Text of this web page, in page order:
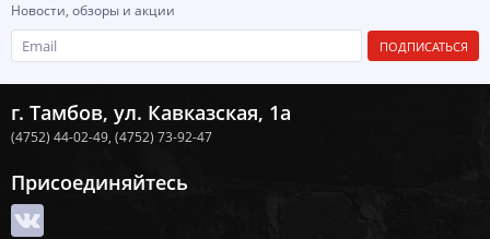
Новости, обзоры и акции
ПОДПИСАТЬСЯ
г. Тамбов, ул. Кавказская, 1а
(4752) 44-02-49, (4752) 73-92-47
Присоединяйтесь